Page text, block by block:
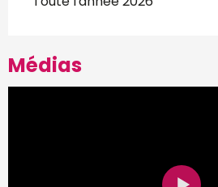
Médias